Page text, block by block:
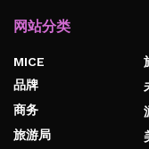
网站分类
MICE
品牌
商务
旅游局